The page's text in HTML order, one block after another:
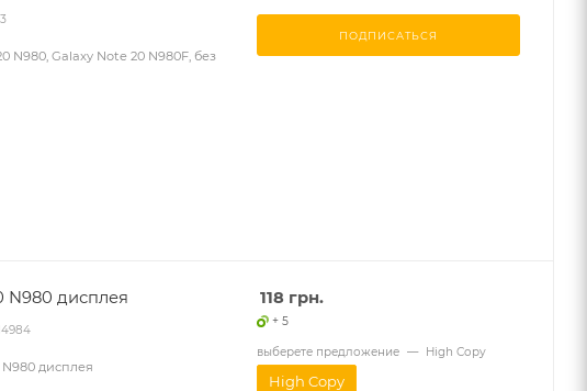
Galaxy Note 20 N980F, без
ПОДПИСАТЬСЯ
N980 дисплея
дисплея
118 грн.
+ 5
выберете предложение — High Copy
High Copy